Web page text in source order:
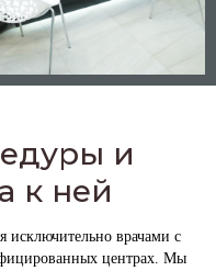
и
к ней
исключительно врачами с
центрах. Мы